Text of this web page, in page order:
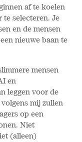
af te koelen
te selecteren. Je
en de mensen
nieuwe baan te
mensen
en
leggen voor de
mij zullen
op een
Niet
(alleen)